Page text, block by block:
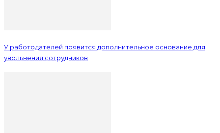
У работодателей появится дополнительное основание для
увольнения сотрудников